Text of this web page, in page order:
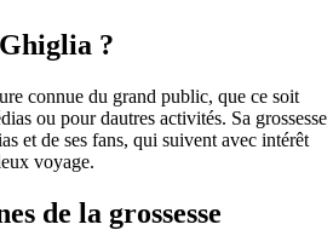
?
connue du grand public, que ce soit
ou pour dautres activités. Sa grossesse
et de ses fans, qui suivent avec intérêt
voyage.
de la grossesse